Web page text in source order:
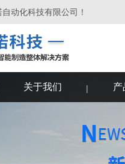
动化科技有限公司！
关于我们 产